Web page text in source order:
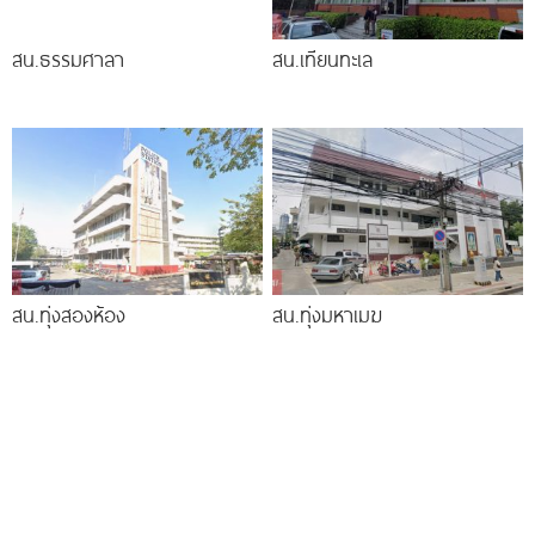
สน.ธรรมศาลา สน.เทียนทะเล
สน.ทุ่งสองห้อง สน.ทุ่งมหาเมฆ